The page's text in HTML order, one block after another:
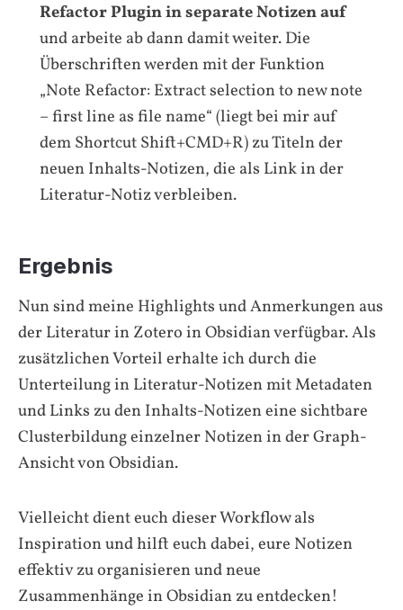
Refactor Plugin in separate Notizen auf
und arbeite ab dann damit weiter. Die
Überschriften werden mit der Funktion
„Note Refactor: Extract selection to new note
– first line as file name“ (liegt bei mir auf
dem Shortcut Shift+CMD+R) zu Titeln der
neuen Inhalts-Notizen, die als Link in der
Literatur-Notiz verbleiben.
Ergebnis
Nun sind meine Highlights und Anmerkungen aus
der Literatur in Zotero in Obsidian verfügbar. Als
zusätzlichen Vorteil erhalte ich durch die
Unterteilung in Literatur-Notizen mit Metadaten
und Links zu den Inhalts-Notizen eine sichtbare
Clusterbildung einzelner Notizen in der Graph-
Ansicht von Obsidian.
Vielleicht dient euch dieser Workflow als
Inspiration und hilft euch dabei, eure Notizen
effektiv zu organisieren und neue
Zusammenhänge in Obsidian zu entdecken!